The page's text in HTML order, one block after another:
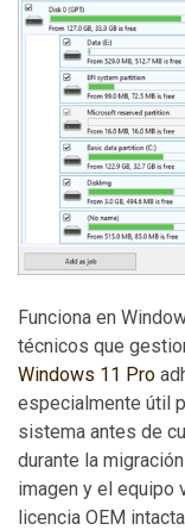
Funciona en
técnicos que
Windows 11 Pro
especialmente útil
sistema antes de
durante la
imagen y el equipo
licencia OEM